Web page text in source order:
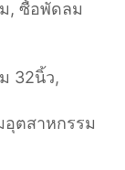
, ซื้อพัดลม
32นิ้ว,
ตสาหกรรม